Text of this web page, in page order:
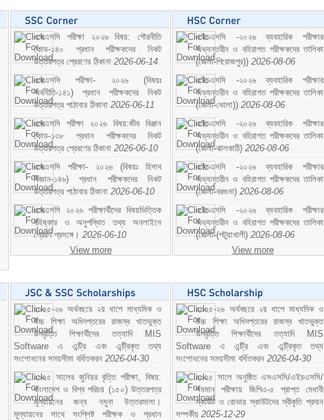
এসএসসি পরীক্ষা ২০২৬ বিষয়: পৌরনীতি
কোড-১৪০ প্রধান পরীক্ষকদের নিকট
উত্তরপত্র প্রেরণের ঠিকানা 2026-06-14
এসএসসি পরীক্ষা- ২০২৬ (বিষয়ঃ
অর্থনীতি-১৪১) প্রধান পরীক্ষকদের নিকট
উত্তরপত্র পাঠাবার ঠিকানা 2026-06-11
এসএসসি পরীক্ষা ২০২৬ বিষয়:জীব বিঞ্জান
কোড-১৩৮ প্রধান পরীক্ষকদের নিকট
উত্তরপত্র প্রেরণের ঠিকানা 2026-06-10
এসএসসি পরীক্ষা- ২০২৬ (বিষয়ঃ হিসাব
বিজ্ঞান-১৪৬) প্রধান পরীক্ষকদের নিকট
উত্তরপত্র পাঠাবার ঠিকানা 2026-06-10
এসএসসি ২০২৬ পরীক্ষার্থীদের বিষয়ভিত্তিক
বহিষ্কার ও অনুপস্থিত তথ্য অনলাইনে
প্রেরণ প্রসঙ্গে। 2026-06-10
View more
এইচএসসি -২০২৬ ব্যবহারিক পরীক্ষার
অভ্যন্তরীন ও বহিরাগত পরীক্ষকদের তালিকা
(জেলা-পিরোজপুর)) 2026-08-06
এইচএসসি -২০২৬ ব্যবহারিক পরীক্ষার
অভ্যন্তরীন ও বহিরাগত পরীক্ষকদের তালিকা
(জেলা-ভোলা)) 2026-08-06
এইচএসসি -২০২৬ ব্যবহারিক পরীক্ষার
অভ্যন্তরীন ও বহিরাগত পরীক্ষকদের তালিকা
(জেলা-ঝালকাঠি) 2026-08-06
এইচএসসি -২০২৬ ব্যবহারিক পরীক্ষার
অভ্যন্তরীন ও বহিরাগত পরীক্ষকদের তালিকা
(জেলা-বরগুনা) 2026-08-06
এইচএসসি -২০২৬ ব্যবহারিক পরীক্ষার
অভ্যন্তরীন ও বহিরাগত পরীক্ষকদের তালিকা
(জেলা-(পটুয়াখালী) 2026-08-06
View more
২০২৫-২৬ অর্থবছরে ২য় ধাপে মাধ্যমিক ও
উচ্চ শিক্ষা অধিদপ্তরের রাজস্ব খাতভুক্ত
উপবৃত্তি শিক্ষার্থীদের তত্যাদি MIS
Software এ এন্ট্রি এবং এন্ট্রিকৃত তথ্য
সংশোধনের সময়সীমা বর্ধিতকরন 2026-04-30
২০২৫ সালের জুনিয়র বৃত্তি পরীক্ষা, বিষয়:
বাংলাদেশ ও বিশ্ব পরিচয় (১৫০) উত্তরপত্র
মূল্যায়নের জন্য নমুনা উত্তরমালা।
মূল্যায়নের সাথে সংশ্লিষ্ট পরীক্ষক ও প্রধান
২০২৫-২৬ অর্থবছরে ২য় ধাপে মাধ্যমিক ও
উচ্চ শিক্ষা অধিদপ্তরের রাজস্ব খাতভুক্ত
উপবৃত্তি শিক্ষার্থীদের তত্যাদি MIS
Software এ এন্ট্রি এবং এন্ট্রিকৃত তথ্য
সংশোধনের সময়সীমা বর্ধিতকরন 2026-04-30
২০২৫ সালে অনুষ্ঠিত এসএসসি/এইচএসসি/
সমমান পরীক্ষায় জিপিএ-৫ প্রাপ্ত মেধাবী
স্কাউট ও রোভার স্কাউটদের স্বীকৃতি প্রদান
সম্পর্কীয় 2025-12-29